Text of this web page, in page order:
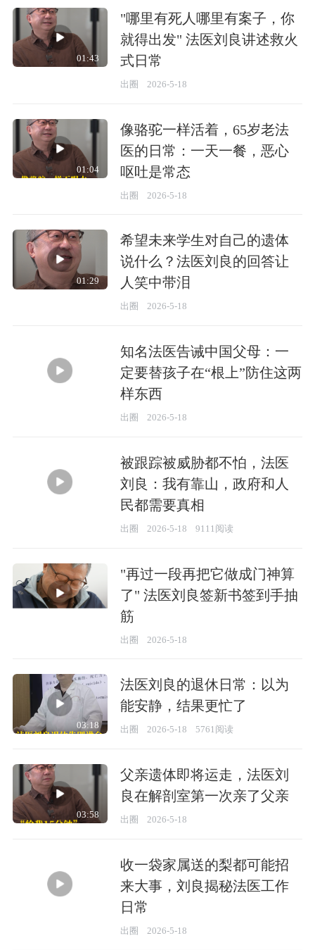
01:43
"哪里有死人哪里有案子，你
就得出发" 法医刘良讲述救火
式日常
出圈 2026-5-18
01:04
像骆驼一样活着，65岁老法
医的日常：一天一餐，恶心
呕吐是常态
出圈 2026-5-18
01:29
希望未来学生对自己的遗体
说什么？法医刘良的回答让
人笑中带泪
出圈 2026-5-18
知名法医告诫中国父母：一
定要替孩子在“根上”防住这两
样东西
出圈 2026-5-18
被跟踪被威胁都不怕，法医
刘良：我有靠山，政府和人
民都需要真相
出圈 2026-5-18 9111阅读
"再过一段再把它做成门神算
了" 法医刘良签新书签到手抽
筋
出圈 2026-5-18
03:18
法医刘良的退休日常：以为
能安静，结果更忙了
出圈 2026-5-18 5761阅读
03:58
父亲遗体即将运走，法医刘
良在解剖室第一次亲了父亲
出圈 2026-5-18
收一袋家属送的梨都可能招
来大事，刘良揭秘法医工作
日常
出圈 2026-5-18